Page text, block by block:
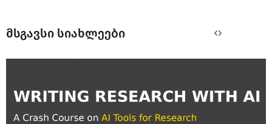
მსგავსი სიახლეები